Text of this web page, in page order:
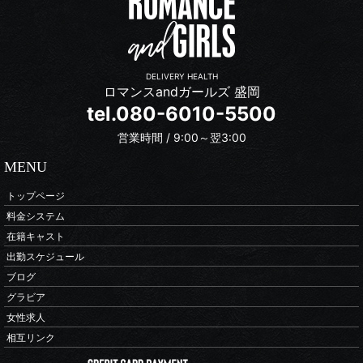
DELIVERY HEALTH
ロマンスandガールズ 盛岡
tel.080-6010-5500
営業時間 / 9:00～翌3:00
MENU
トップページ
料金システム
在籍キャスト
出勤スケジュール
ブログ
グラビア
女性求人
相互リンク